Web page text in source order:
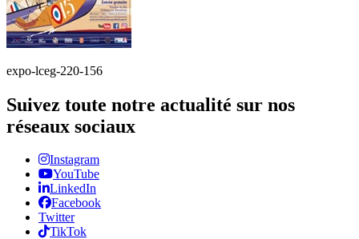
expo-lceg-220-156
Suivez toute notre actualité sur nos
réseaux sociaux
Instagram
YouTube
LinkedIn
Facebook
Twitter
TikTok